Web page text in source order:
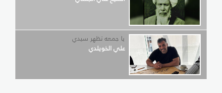
يا جمعه تظهر سيدي
علي الخويلدي